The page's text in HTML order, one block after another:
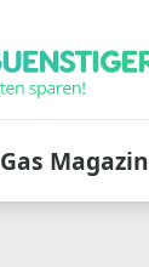
Gas Magazin